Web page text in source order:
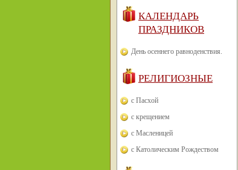
КАЛЕНДАРЬ
ПРАЗДНИКОВ
День осеннего равноденствия.
РЕЛИГИОЗНЫЕ
с Пасхой
с крещением
с Масленицей
с Католическим Рождеством